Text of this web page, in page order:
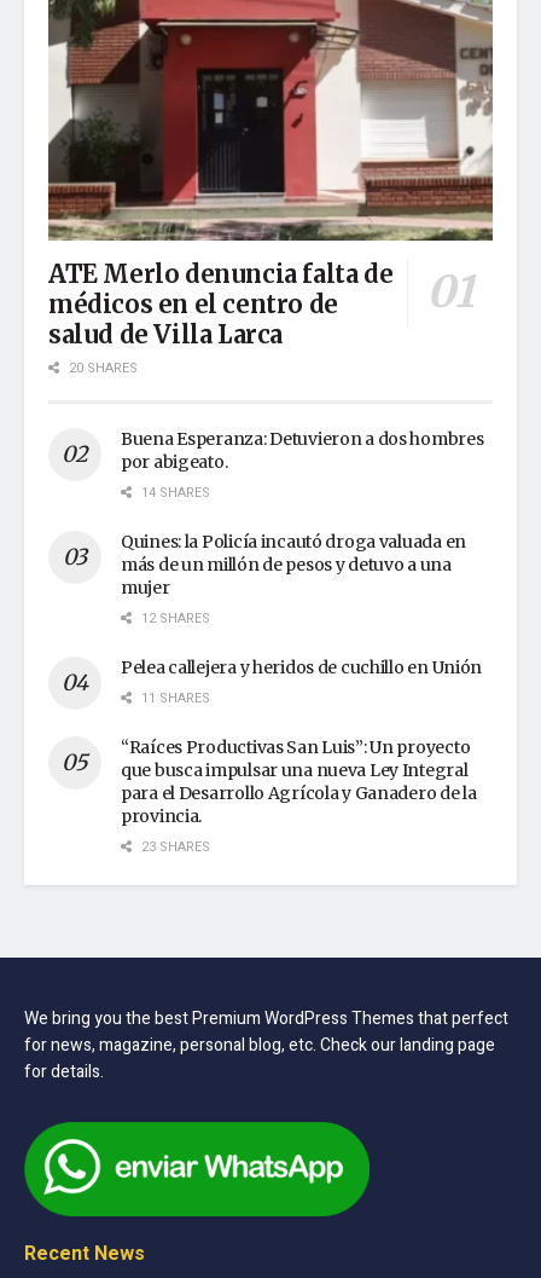
ATE Merlo denuncia falta de
médicos en el centro de
salud de Villa Larca
20 SHARES
Buena Esperanza: Detuvieron a dos hombres
por abigeato.
14 SHARES
Quines: la Policía incautó droga valuada en
más de un millón de pesos y detuvo a una
mujer
12 SHARES
Pelea callejera y heridos de cuchillo en Unión
11 SHARES
“Raíces Productivas San Luis”: Un proyecto
que busca impulsar una nueva Ley Integral
para el Desarrollo Agrícola y Ganadero de la
provincia.
23 SHARES
We bring you the best Premium WordPress Themes that perfect
for news, magazine, personal blog, etc. Check our landing page
for details.
Recent News